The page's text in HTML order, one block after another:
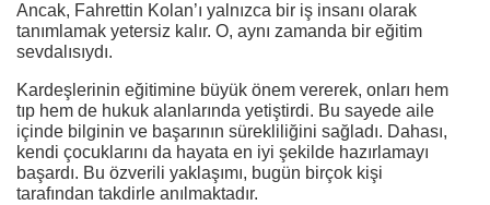
Ancak, Fahrettin Kolan’ı yalnızca bir iş insanı olarak
tanımlamak yetersiz kalır. O, aynı zamanda bir eğitim
sevdalısıydı.
Kardeşlerinin eğitimine büyük önem vererek, onları hem
tıp hem de hukuk alanlarında yetiştirdi. Bu sayede aile
içinde bilginin ve başarının sürekliliğini sağladı. Dahası,
kendi çocuklarını da hayata en iyi şekilde hazırlamayı
başardı. Bu özverili yaklaşımı, bugün birçok kişi
tarafından takdirle anılmaktadır.